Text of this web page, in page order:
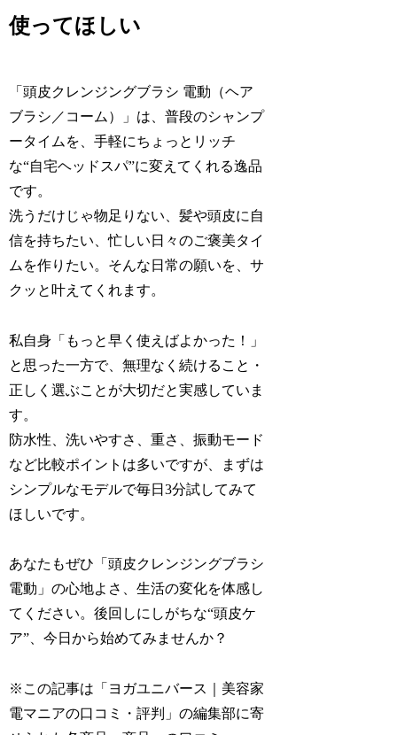
使ってほしい
「頭皮クレンジングブラシ 電動（ヘア
ブラシ／コーム）」は、普段のシャンプ
ータイムを、手軽にちょっとリッチ
な“自宅ヘッドスパ”に変えてくれる逸品
です。
洗うだけじゃ物足りない、髪や頭皮に自
信を持ちたい、忙しい日々のご褒美タイ
ムを作りたい。そんな日常の願いを、サ
クッと叶えてくれます。
私自身「もっと早く使えばよかった！」
と思った一方で、無理なく続けること・
正しく選ぶことが大切だと実感していま
す。
防水性、洗いやすさ、重さ、振動モード
など比較ポイントは多いですが、まずは
シンプルなモデルで毎日3分試してみて
ほしいです。
あなたもぜひ「頭皮クレンジングブラシ
電動」の心地よさ、生活の変化を体感し
てください。後回しにしがちな“頭皮ケ
ア”、今日から始めてみませんか？
※この記事は「ヨガユニバース｜美容家
電マニアの口コミ・評判」の編集部に寄